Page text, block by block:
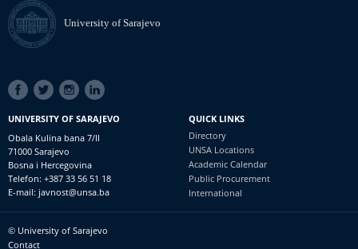
University of Sarajevo
SOCIAL
LINKS
UNIVERSITY OF SARAJEVO
Obala Kulina bana 7/II
71000 Sarajevo
Bosna i Hercegovina
Telefon: +387 33 56 51 18
E-mail: javnost@unsa.ba
QUICK LINKS
Directory
UNSA Locations
Academic Calendar
Public Procurement
International
Footer
© University of Sarajevo
Contact